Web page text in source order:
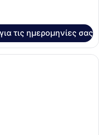
τις ημερομηνίες σας
δωμάτιο ξενοδοχείου με δύο